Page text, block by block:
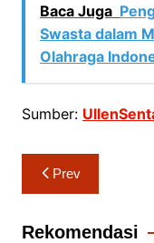
Baca Juga
Swasta dalam
Olahraga
Sumber:
Navigasi
pos
Prev
Rekomendasi